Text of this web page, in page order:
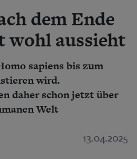
dem Ende
wohl aussieht
sapiens bis zum
wird.
daher schon jetzt über
Welt
13.04.2025